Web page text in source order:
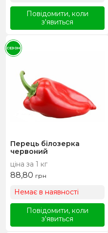
Повідомити, коли
з'явиться
Перець білозерка
червоний
ціна за 1 кг
88,80 грн
Немає в наявності
Повідомити, коли
з'явиться
СЕЗОН